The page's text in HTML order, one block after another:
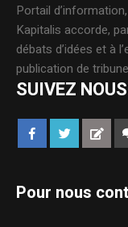
Portail
Kapitalis accorde,
débats d’idées et à
publication de
SUIVEZ NOUS
Pour nous